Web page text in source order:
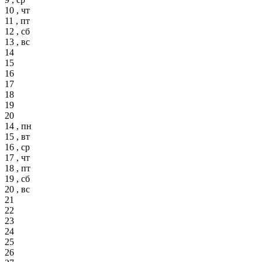
10 , чт
11 , пт
12 , сб
13 , вс
14
15
16
17
18
19
20
14 , пн
15 , вт
16 , ср
17 , чт
18 , пт
19 , сб
20 , вс
21
22
23
24
25
26